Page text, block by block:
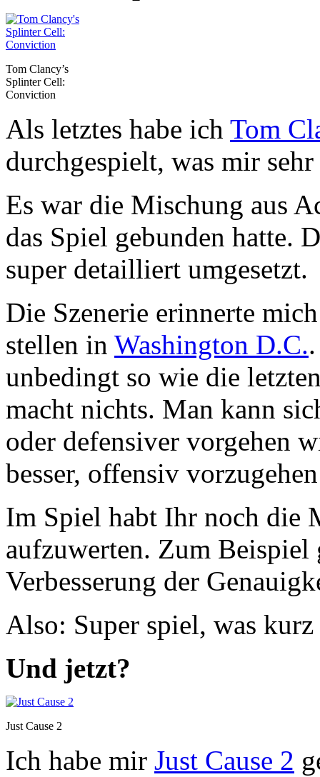
Tom Clancy’s
Splinter Cell:
Conviction
Als letztes habe ich Tom
durchgespielt, was mir
Es war die Mischung aus
das Spiel gebunden hatte.
super detailliert umgesetzt.
Die Szenerie erinnerte
stellen in Washington D.C.
unbedingt so wie die
macht nichts. Man kann
oder defensiver vorgehen
besser, offensiv
Im Spiel habt Ihr noch die
aufzuwerten. Zum Beispiel
Verbesserung der
Also: Super spiel, was
Und jetzt?
Just Cause 2
Ich habe mir Just Cause 2